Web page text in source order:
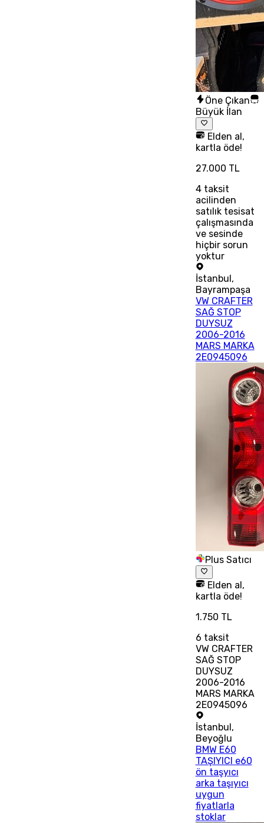
Öne Çıkan
Büyük İlan
Elden al,
kartla öde!
27.000 TL
4taksit
acilinden
satılık tesisat
çalışmasında
ve sesinde
hiçbir sorun
yoktur
İstanbul ,
Bayrampaşa
VW CRAFTER
SAĞ STOP
DUYSUZ
2006-2016
MARS MARKA
2E0945096
Plus Satıcı
Elden al,
kartla öde!
1.750 TL
6 taksit
VW CRAFTER
SAĞ STOP
DUYSUZ
2006-2016
MARS MARKA
2E0945096
İstanbul,
Beyoğlu
BMW E60
TAŞIYICI e60
ön taşyıcı
arka taşıyıcı
uygun
fiyatlarla
stoklar